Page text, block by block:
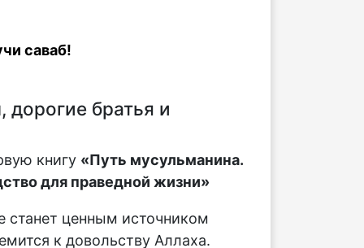
саваб!
братья и
книгу «Путь мусульманина.
для праведной жизни»
станет ценным источником
к довольству Аллаха.